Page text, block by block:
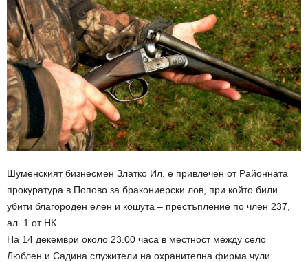
Шуменският бизнесмен Златко Ил. е привлечен от Районната
прокуратура в Попово за бракониерски лов, при който били
убити благороден елен и кошута – престъпление по член 237,
ал. 1 от НК.
На 14 декември около 23.00 часа в местност между село
Люблен и Садина служители на охранителна фирма чули